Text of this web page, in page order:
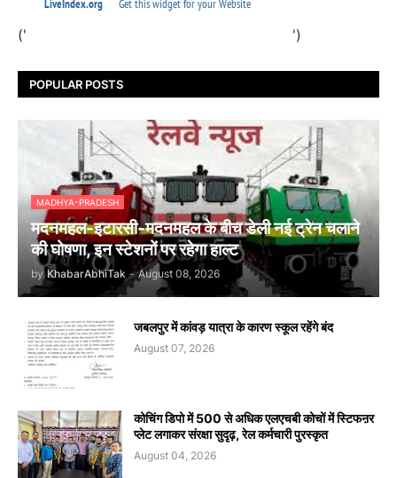
(' ')
POPULAR POSTS
MADHYA-PRADESH
मदनमहल-इटारसी-मदनमहल के बीच डेली नई ट्रेन चलाने
की घोषणा, इन स्टेशनों पर रहेगा हाल्ट
by KhabarAbhiTak - August 08, 2026
जबलपुर में कांवड़ यात्रा के कारण स्कूल रहेंगे बंद
August 07, 2026
कोचिंग डिपो में 500 से अधिक एलएचबी कोचों में स्टिफऩर
प्लेट लगाकर संरक्षा सुदृढ़, रेल कर्मचारी पुरस्कृत
August 04, 2026